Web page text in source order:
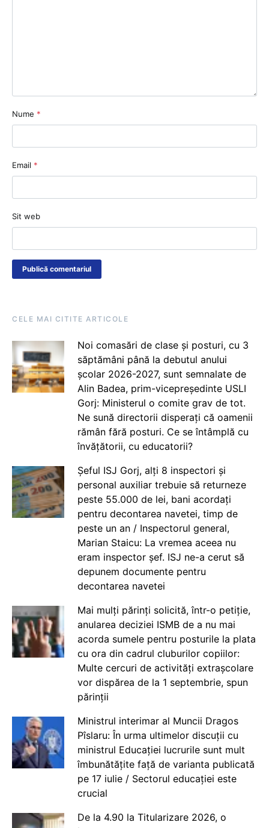
Nume *
Email *
Sit web
CELE MAI CITITE ARTICOLE
Noi comasări de clase și posturi, cu 3
săptămâni până la debutul anului
școlar 2026-2027, sunt semnalate de
Alin Badea, prim-vicepreședinte USLI
Gorj: Ministerul o comite grav de tot.
Ne sună directorii disperați că oamenii
rămân fără posturi. Ce se întâmplă cu
învățătorii, cu educatorii?
Șeful ISJ Gorj, alți 8 inspectori și
personal auxiliar trebuie să returneze
peste 55.000 de lei, bani acordați
pentru decontarea navetei, timp de
peste un an / Inspectorul general,
Marian Staicu: La vremea aceea nu
eram inspector șef. ISJ ne-a cerut să
depunem documente pentru
decontarea navetei
Mai mulți părinți solicită, într-o petiție,
anularea deciziei ISMB de a nu mai
acorda sumele pentru posturile la plata
cu ora din cadrul cluburilor copiilor:
Multe cercuri de activități extrașcolare
vor dispărea de la 1 septembrie, spun
părinții
Ministrul interimar al Muncii Dragos
Pîslaru: În urma ultimelor discuții cu
ministrul Educației lucrurile sunt mult
îmbunătățite față de varianta publicată
pe 17 iulie / Sectorul educației este
crucial
De la 4.90 la Titularizare 2026, o